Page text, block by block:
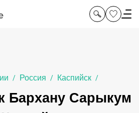
/ Россия / Каспийск /
Бархану Сарыкум